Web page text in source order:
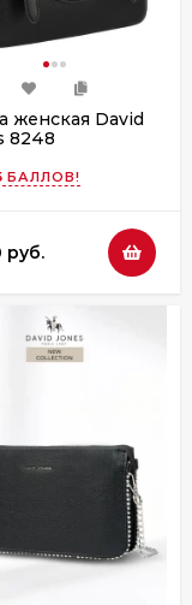
женская David
8248
БАЛЛОВ!
руб.